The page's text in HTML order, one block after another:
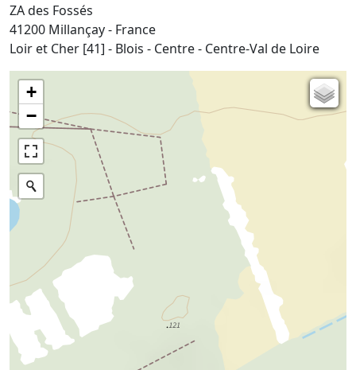
ZA des Fossés
41200 Millançay - France
Loir et Cher [41] - Blois - Centre - Centre-Val de Loire
+
−
Parcellaire cadastral